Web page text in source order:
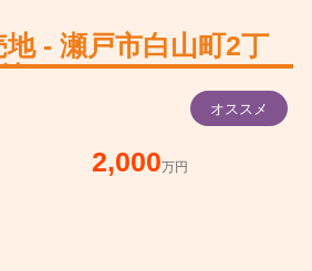
地 - 瀬戸市白山町2丁
オススメ
2,000万円